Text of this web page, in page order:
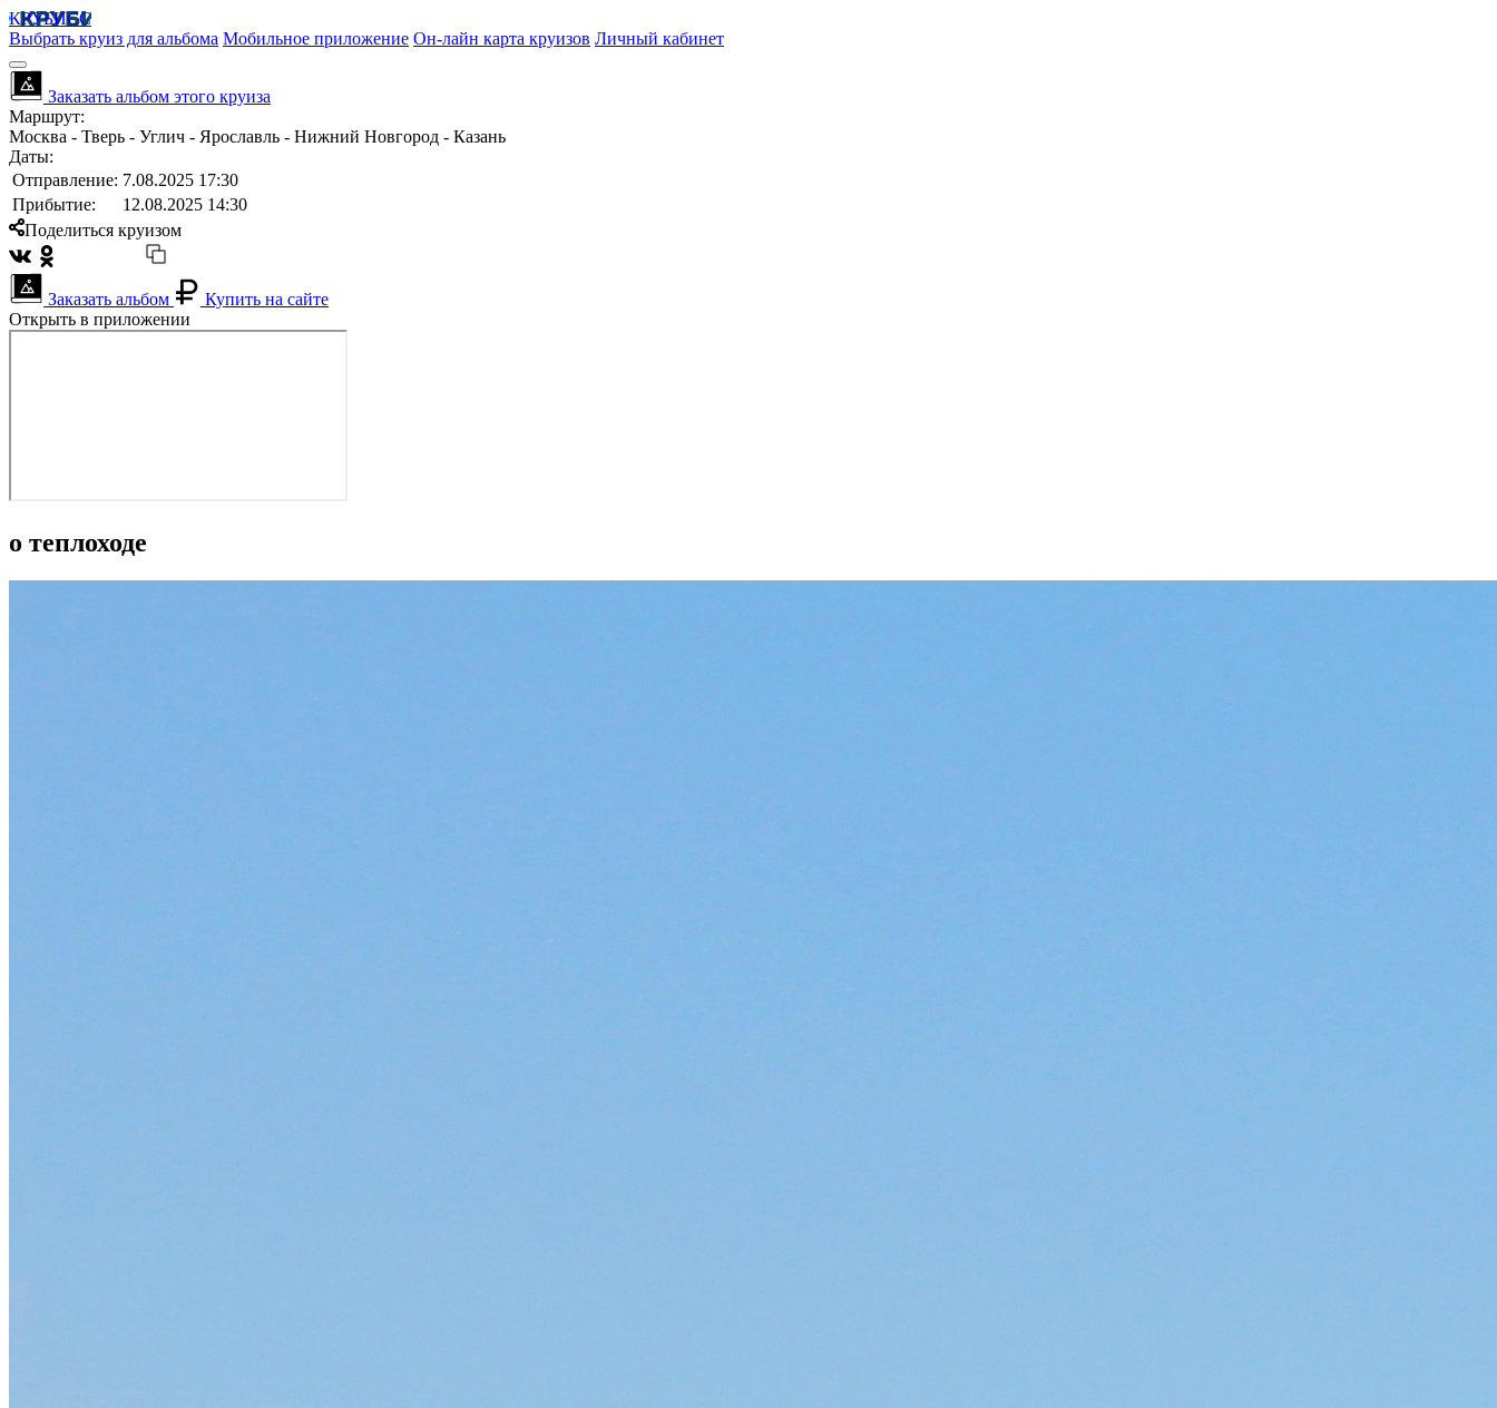
КРУБИСС
Выбрать круиз для альбома Мобильное приложение Он-лайн карта круизов Личный кабинет
Заказать альбом этого круиза
Маршрут:
Москва - Тверь - Углич - Ярославль - Нижний Новгород - Казань
Даты:
Отправление: 7.08.2025 17:30
Прибытие:
12.08.2025 14:30
Поделиться круизом
Заказать альбом
Купить на сайте
Открыть в приложении
о теплоходе